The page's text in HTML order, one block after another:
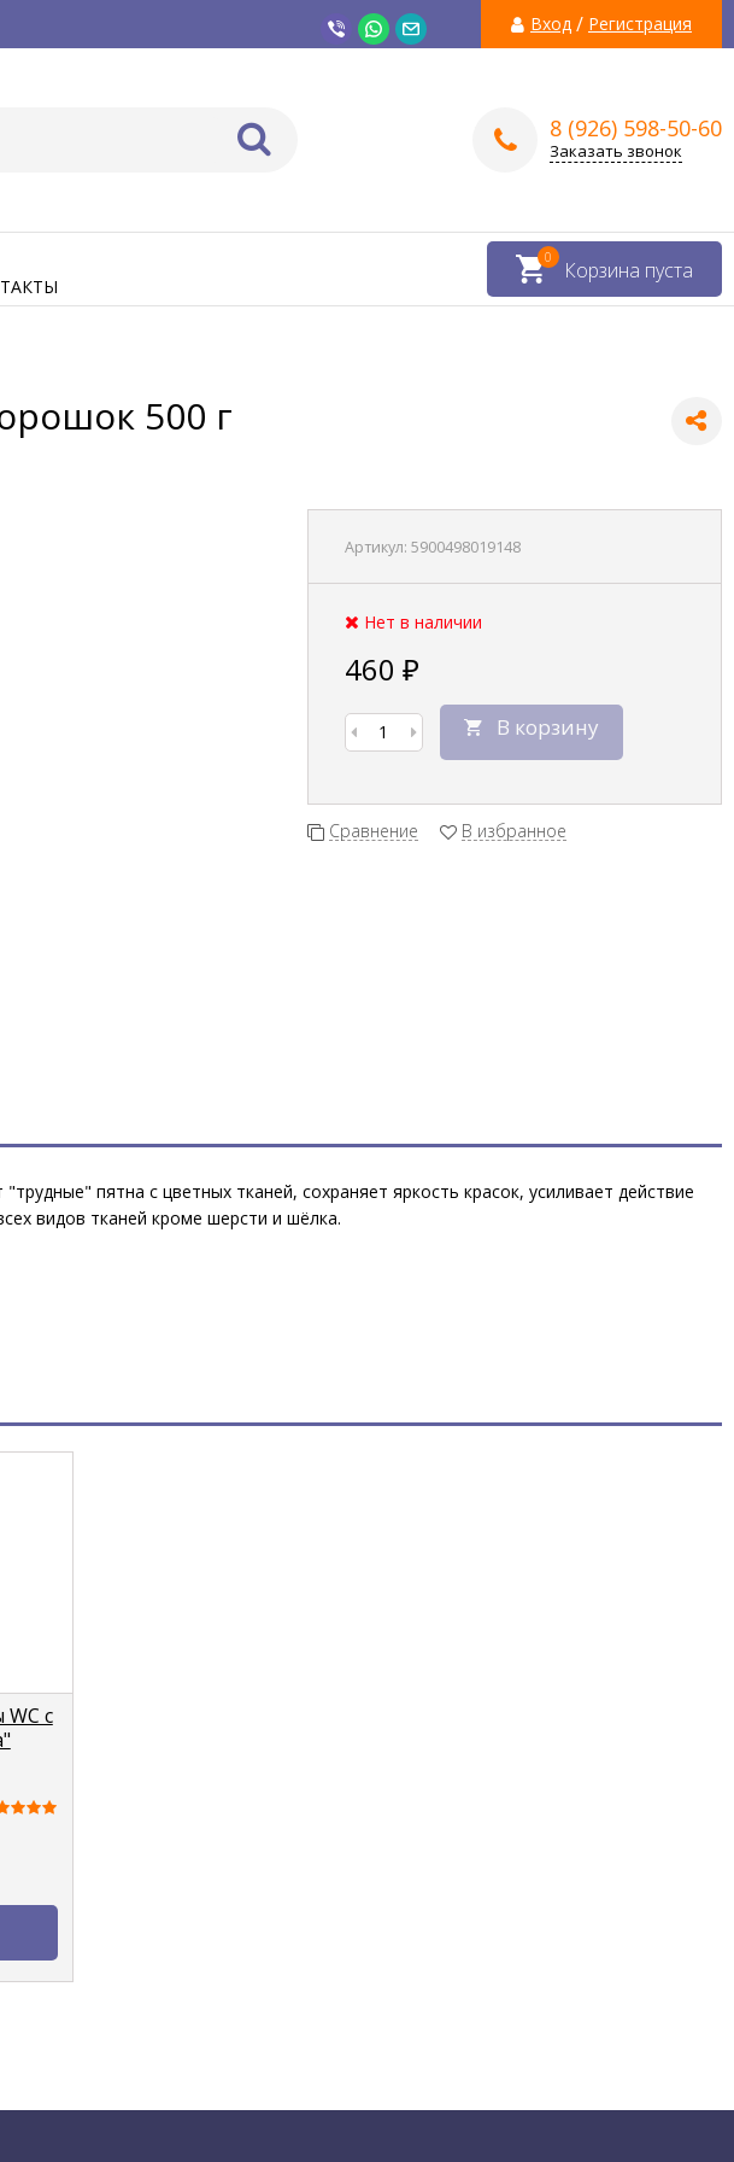
Вход / Регистрация
8 (926) 598-50-60
Заказать звонок
Корзина пуста
0
500 г
Артикул: 5900498019148
Нет в наличии
460 ₽
В корзину
Сравнение В избранное
пятна с цветных тканей, сохраняет яркость красок, усиливает действие
видов тканей кроме шерсти и шёлка.
с